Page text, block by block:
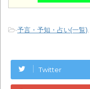
-予言・予知・占い(一覧),
Twitter